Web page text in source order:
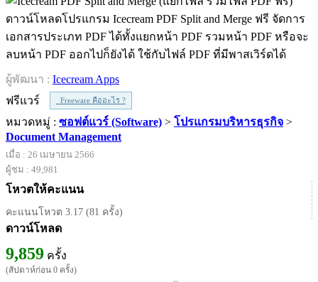
ดาวน์โหลดโปรแกรม Icecream PDF Split and Merge ฟรี จัดการ
เอกสารประเภท PDF ได้ทั้งแยกหน้า PDF รวมหน้า PDF หรือจะ
ลบหน้า PDF ออกไปก็ยังได้ ใช้กับไฟล์ PDF ที่มีพาสเวิร์ดได้
ผู้พัฒนา : Icecream Apps
ฟรีแวร์
Freeware คืออะไร ?
หมวดหมู่ : ซอฟต์แวร์ (Software) > โปรแกรมบริหารธุรกิจ >
Document Management
เมื่อ : 26 เมษายน 2566
ผู้ชม : 49,981
โหวตให้คะแนน
คะแนนโหวต 3.17 (81 ครั้ง)
ดาวน์โหลด
9,859 ครั้ง
(สัปดาห์ก่อน 0 ครั้ง)